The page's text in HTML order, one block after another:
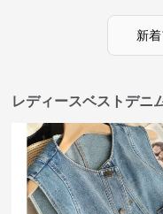
新
レディースベストデニ